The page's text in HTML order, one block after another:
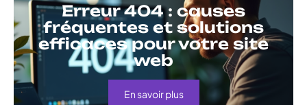
Erreur 404 : causes
fréquentes et solutions
efficaces pour votre site
web
En savoir plus